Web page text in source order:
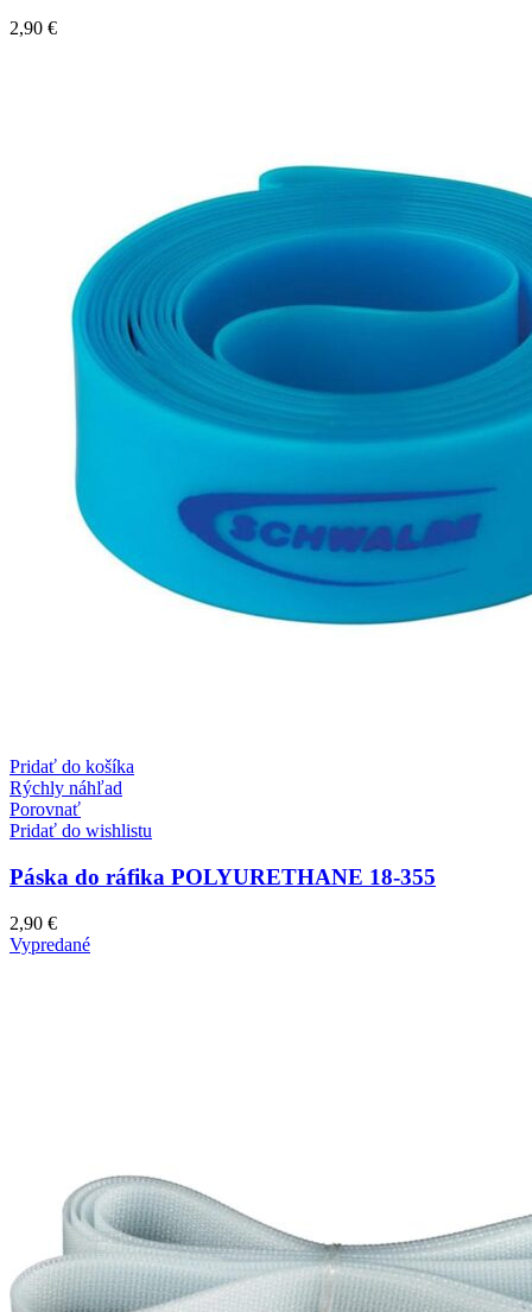
2,90 €
Pridať do košíka
Rýchly náhľad
Porovnať
Pridať do wishlistu
Páska do ráfika POLYURETHANE 18-355
2,90 €
Vypredané